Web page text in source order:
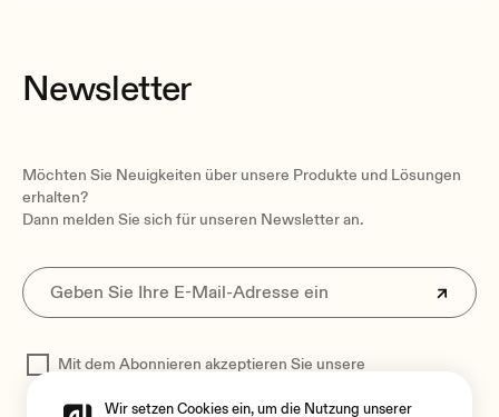
Newsletter
Möchten Sie Neuigkeiten über unsere Produkte und Lösungen
erhalten?
Dann melden Sie sich für unseren Newsletter an.
Mit dem Abonnieren akzeptieren Sie unsere
Wir setzen Cookies ein, um die Nutzung unserer